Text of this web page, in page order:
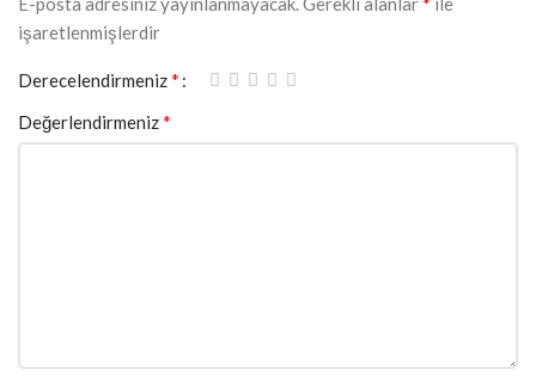
işaretlenmişlerdir
Derecelendirmeniz*
Değerlendirmeniz*